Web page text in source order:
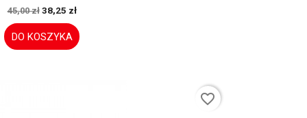
45,00 zł 38,25 zł
DO KOSZYKA
favorite_border